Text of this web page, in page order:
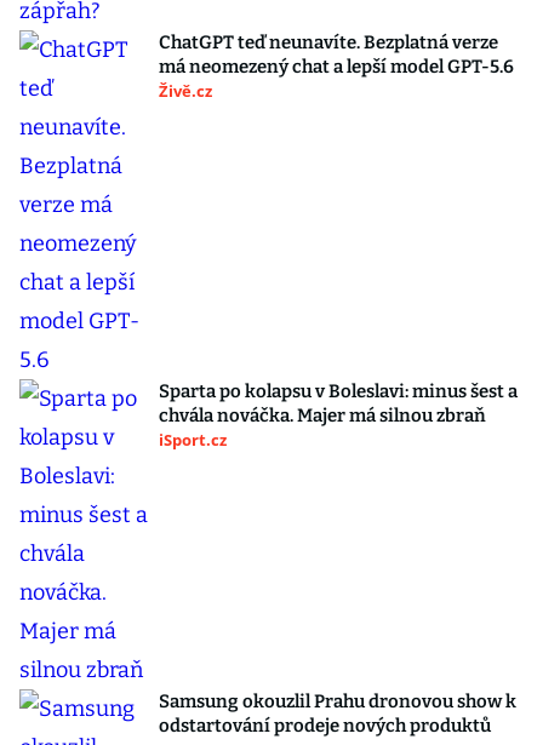
ChatGPT teď neunavíte. Bezplatná verze
má neomezený chat a lepší model GPT-5.6
Živě.cz
Sparta po kolapsu v Boleslavi: minus šest a
chvála nováčka. Majer má silnou zbraň
iSport.cz
Samsung okouzlil Prahu dronovou show k
odstartování prodeje nových produktů